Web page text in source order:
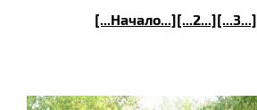
[...Начало...][...2...][...3...]